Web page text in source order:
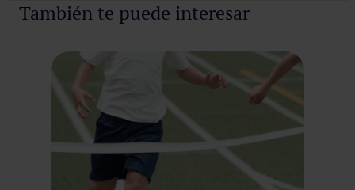
También te puede interesar